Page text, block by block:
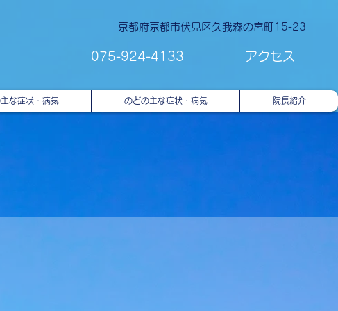
京都府京都市伏見区久我森の宮町15-23
​075-924-4133 ​アクセス
な症状・病気 のどの主な症状・病気 院長紹介